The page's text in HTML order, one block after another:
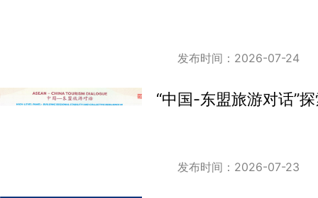
发布时间：2026-07-24
“中国-东盟旅游对话”
发布时间：2026-07-23